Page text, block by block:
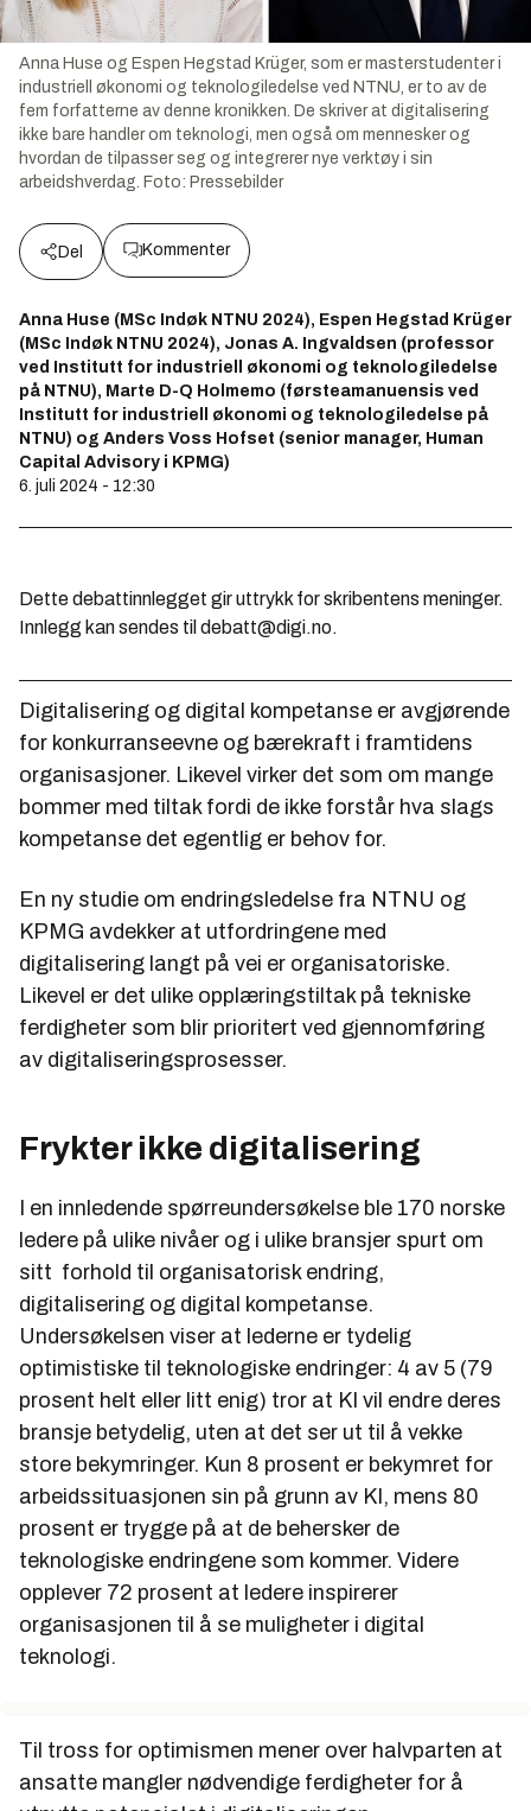
Anna Huse og Espen Hegstad Krüger, som er masterstudenter i
industriell økonomi og teknologiledelse ved NTNU, er to av de
fem forfatterne av denne kronikken. De skriver at digitalisering
ikke bare handler om teknologi, men også om mennesker og
hvordan de tilpasser seg og integrerer nye verktøy i sin
arbeidshverdag. Foto: Pressebilder
Del Kommenter
Anna Huse (MSc Indøk NTNU 2024), Espen Hegstad Krüger
(MSc Indøk NTNU 2024), Jonas A. Ingvaldsen (professor
ved Institutt for industriell økonomi og teknologiledelse
på NTNU), Marte D-Q Holmemo (førsteamanuensis ved
Institutt for industriell økonomi og teknologiledelse på
NTNU) og Anders Voss Hofset (senior manager, Human
Capital Advisory i KPMG)
6. juli 2024 - 12:30
Dette debattinnlegget gir uttrykk for skribentens meninger.
Innlegg kan sendes til debatt@digi.no.
Digitalisering og digital kompetanse er avgjørende
for konkurranseevne og bærekraft i framtidens
organisasjoner. Likevel virker det som om mange
bommer med tiltak fordi de ikke forstår hva slags
kompetanse det egentlig er behov for.
En ny studie om endringsledelse fra NTNU og
KPMG avdekker at utfordringene med
digitalisering langt på vei er organisatoriske.
Likevel er det ulike opplæringstiltak på tekniske
ferdigheter som blir prioritert ved gjennomføring
av digitaliseringsprosesser.
Frykter ikke digitalisering
I en innledende spørreundersøkelse ble 170 norske
ledere på ulike nivåer og i ulike bransjer spurt om
sitt forhold til organisatorisk endring,
digitalisering og digital kompetanse.
Undersøkelsen viser at lederne er tydelig
optimistiske til teknologiske endringer: 4 av 5 (79
prosent helt eller litt enig) tror at KI vil endre deres
bransje betydelig, uten at det ser ut til å vekke
store bekymringer. Kun 8 prosent er bekymret for
arbeidssituasjonen sin på grunn av KI, mens 80
prosent er trygge på at de behersker de
teknologiske endringene som kommer. Videre
opplever 72 prosent at ledere inspirerer
organisasjonen til å se muligheter i digital
teknologi.
Til tross for optimismen mener over halvparten at
ansatte mangler nødvendige ferdigheter for å